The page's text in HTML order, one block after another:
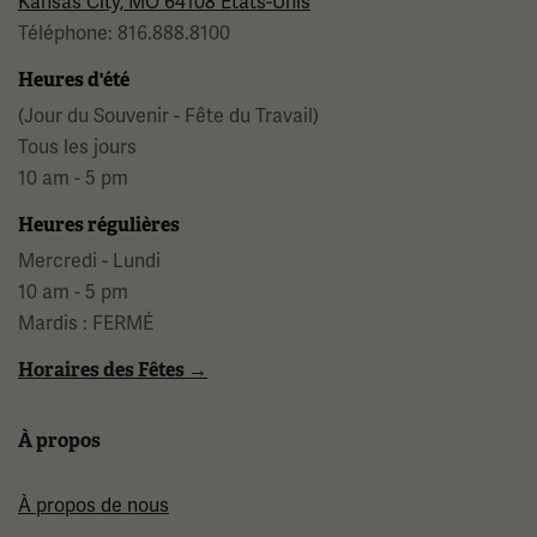
Téléphone: 816.888.8100
Heures d'été
(Jour du Souvenir - Fête du Travail)
Tous les jours
10 am - 5 pm
Heures régulières
Mercredi - Lundi
10 am - 5 pm
Mardis : FERMÉ
Horaires des Fêtes →
À propos
À propos de nous